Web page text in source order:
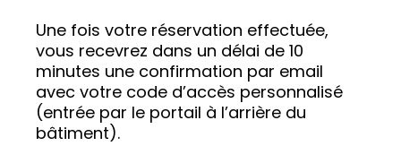
Une fois votre réservation effectuée,
vous recevrez dans un délai de 10
minutes une confirmation par email
avec votre code d’accès personnalisé
(entrée par le portail à l’arrière du
bâtiment).